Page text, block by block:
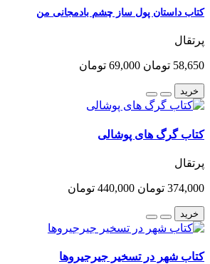
کتاب داستان پول ساز چشم بادمجانی من
پرتقال
58,650 تومان 69,000 تومان
خرید
کتاب گرگ های پوشالی
پرتقال
374,000 تومان 440,000 تومان
خرید
کتاب شهر در تسخیر جیرجیروها